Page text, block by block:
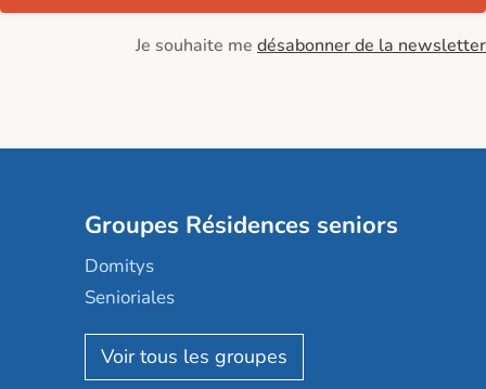
Je souhaite me désabonner de la newsletter
Groupes Résidences seniors
Domitys
Senioriales
Nohée
Les Résidentiels